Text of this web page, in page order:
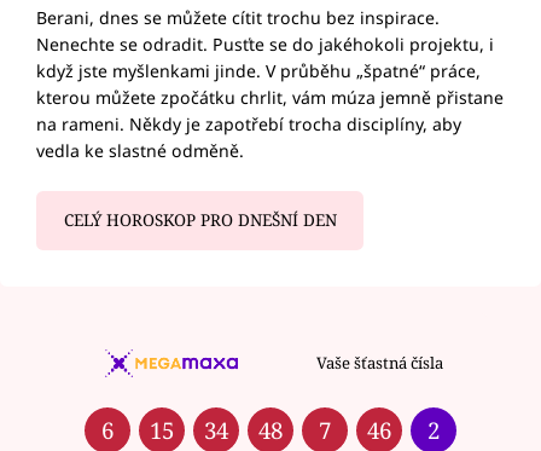
Berani, dnes se můžete cítit trochu bez inspirace.
Nenechte se odradit. Pusťte se do jakéhokoli projektu, i
když jste myšlenkami jinde. V průběhu „špatné“ práce,
kterou můžete zpočátku chrlit, vám múza jemně přistane
na rameni. Někdy je zapotřebí trocha disciplíny, aby
vedla ke slastné odměně.
CELÝ HOROSKOP PRO DNEŠNÍ DEN
Vaše šťastná čísla
6 15 34 48 7 46 2